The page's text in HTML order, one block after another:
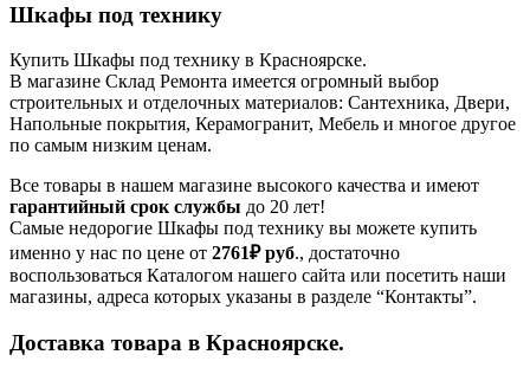
Шкафы под технику
Купить Шкафы под технику в Красноярске.
В магазине Склад Ремонта имеется огромный выбор
строительных и отделочных материалов: Сантехника, Двери,
Напольные покрытия, Керамогранит, Мебель и многое другое
по самым низким ценам.
Все товары в нашем магазине высокого качества и имеют
гарантийный срок службы до 20 лет!
Самые недорогие Шкафы под технику вы можете купить
именно у нас по цене от 2761₽ руб., достаточно
воспользоваться Каталогом нашего сайта или посетить наши
магазины, адреса которых указаны в разделе “Контакты”.
Доставка товара в Красноярске.